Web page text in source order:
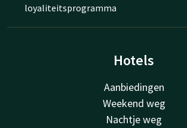
loyaliteitsprogramma
Hotels
Aanbiedingen
Weekend weg
Nachtje weg